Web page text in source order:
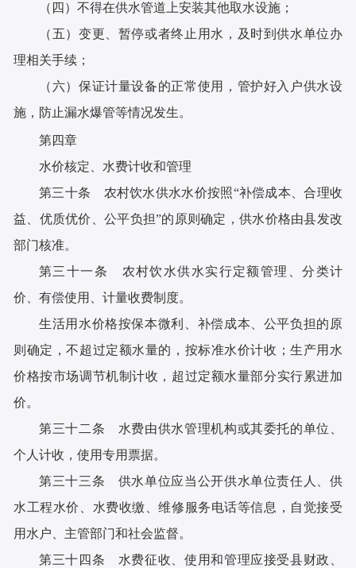
（四）不得在供水管道上安装其他取水设施；
（五）变更、暂停或者终止用水，及时到供水单位办
理相关手续；
（六）保证计量设备的正常使用，管护好入户供水设
施，防止漏水爆管等情况发生。
第四章
水价核定、水费计收和管理
第三十条 农村饮水供水水价按照“补偿成本、合理收
益、优质优价、公平负担”的原则确定，供水价格由县发改
部门核准。
第三十一条 农村饮水供水实行定额管理、分类计
价、有偿使用、计量收费制度。
生活用水价格按保本微利、补偿成本、公平负担的原
则确定，不超过定额水量的，按标准水价计收；生产用水
价格按市场调节机制计收，超过定额水量部分实行累进加
价。
第三十二条 水费由供水管理机构或其委托的单位、
个人计收，使用专用票据。
第三十三条 供水单位应当公开供水单位责任人、供
水工程水价、水费收缴、维修服务电话等信息，自觉接受
用水户、主管部门和社会监督。
第三十四条 水费征收、使用和管理应接受县财政、